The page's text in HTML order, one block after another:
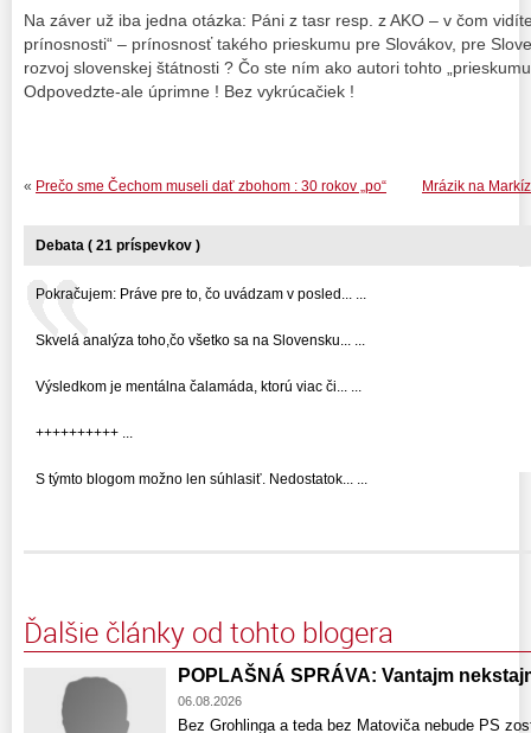
Na záver už iba jedna otázka: Páni z tasr resp. z AKO – v čom
prínosnosti“ – prínosnosť takého prieskumu pre Slovákov, pre
rozvoj slovenskej štátnosti ? Čo ste ním ako autori tohto
Odpovedzte-ale úprimne ! Bez vykrúcačiek !
Mrázik na
« Prečo sme Čechom museli dať zbohom : 30 rokov „po“
Debata ( 21 príspevkov )
Pokračujem: Práve pre to, čo uvádzam v posled... ...
Skvelá analýza toho,čo všetko sa na Slovensku... ...
Výsledkom je mentálna čalamáda, ktorú viac či... ...
++++++++++ ...
S týmto blogom možno len súhlasiť. Nedostatok... ...
Ďalšie články od tohto blogera
POPLAŠNÁ SPRÁVA: Vantajm
06.08.2026
Bez Grohlinga a teda bez Matoviča nebude PS